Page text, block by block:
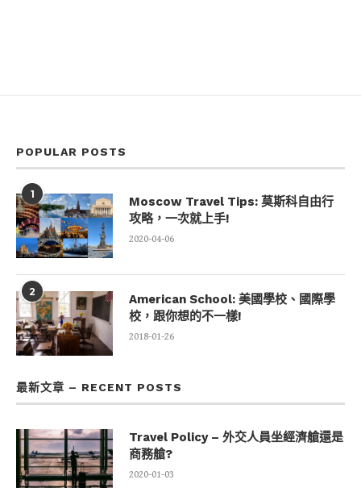
POPULAR POSTS
1
Moscow Travel Tips: 莫斯科自由行
攻略，一次就上手!
2020-04-06
2
American School: 美國學校、國際學
校，跟你想的不一樣!
2018-01-26
最新文章 – RECENT POSTS
Travel Policy – 外交人員坐經濟艙還是
商務艙?
2020-01-03